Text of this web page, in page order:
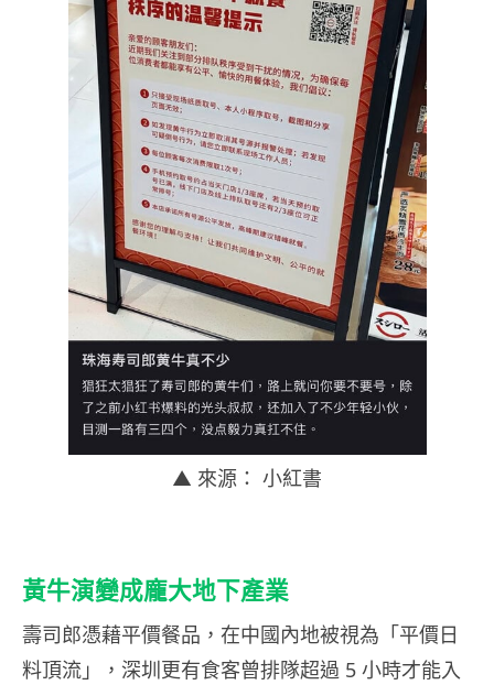
▲ 來源： 小紅書
黃牛演變成龐大地下產業
壽司郎憑藉平價餐品，在中國內地被視為「平價日
料頂流」，深圳更有食客曾排隊超過 5 小時才能入